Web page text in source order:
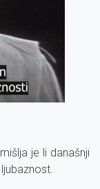
je li današnji